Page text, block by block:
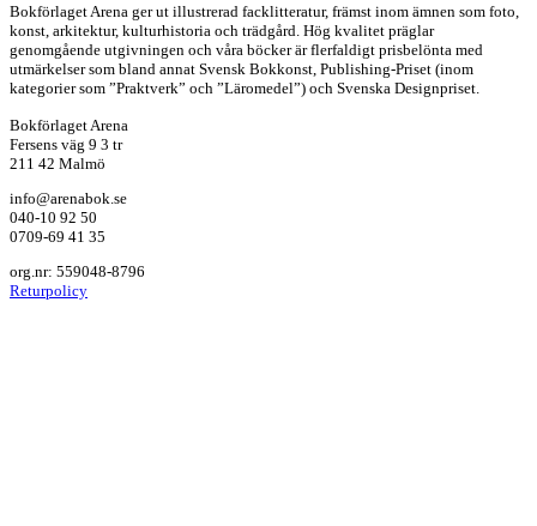
Bokförlaget Arena ger ut illustrerad facklitteratur, främst inom ämnen som foto,
konst, arkitektur, kulturhistoria och trädgård. Hög kvalitet präglar
genomgående utgivningen och våra böcker är flerfaldigt prisbelönta med
utmärkelser som bland annat Svensk Bokkonst, Publishing-Priset (inom
kategorier som ”Praktverk” och ”Läromedel”) och Svenska Designpriset.
Bokförlaget Arena
Fersens väg 9 3 tr
211 42 Malmö
info@arenabok.se
040-10 92 50
0709-69 41 35
org.nr: 559048-8796
Returpolicy